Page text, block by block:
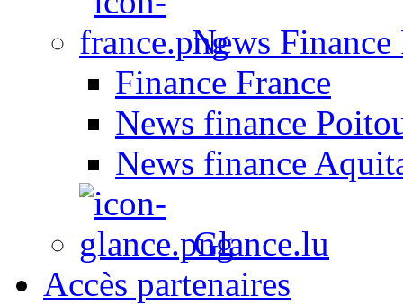
News Finance
Finance France
News finance
News finance
Glance.lu
Accès partenaires